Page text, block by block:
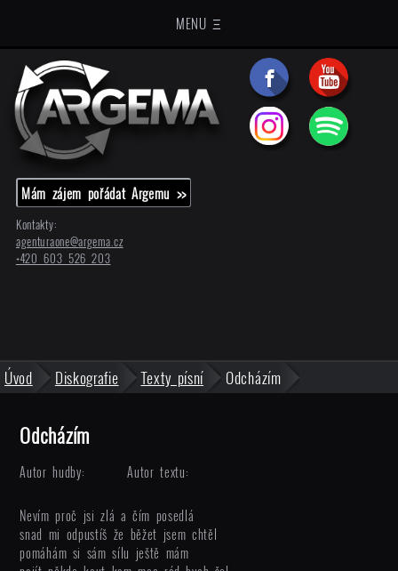
MENU Ξ
Mám zájem pořádat Argemu >>
Kontakty:
agenturaone@argema.cz
+420 603 526 203
Úvod Diskografie Texty písní Odcházím
Odcházím
Autor hudby: Autor textu:
Nevím proč jsi zlá a čím posedlá
snad mi odpustíš že běžet jsem chtěl
pomáhám si sám sílu ještě mám